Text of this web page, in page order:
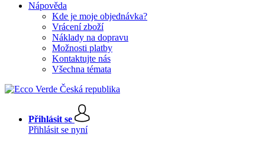
Nápověda
Kde je moje objednávka?
Vrácení zboží
Náklady na dopravu
Možnosti platby
Kontaktujte nás
Všechna témata
Přihlásit se
Přihlásit se nyní